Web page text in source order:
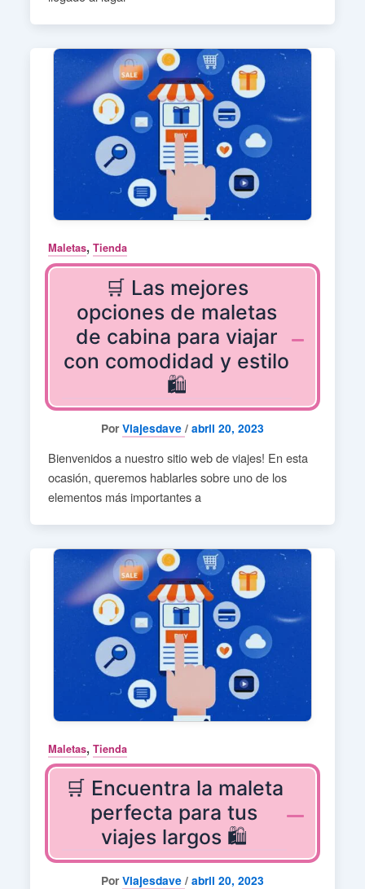
Maletas, Tienda
🛒 Las mejores
opciones de maletas
de cabina para viajar
con comodidad y estilo
🛍️
Por Viajesdave / abril 20, 2023
Bienvenidos a nuestro sitio web de viajes! En esta
ocasión, queremos hablarles sobre uno de los
elementos más importantes a
Maletas, Tienda
🛒 Encuentra la maleta
perfecta para tus
viajes largos 🛍️
Por Viajesdave / abril 20, 2023